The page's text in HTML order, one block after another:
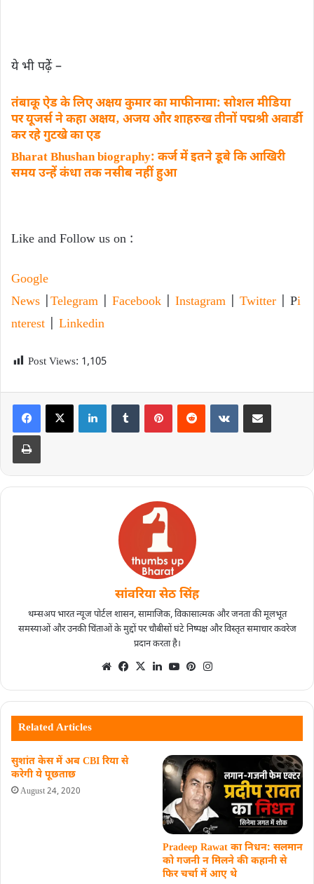
ये भी पढे़ें –
तंबाकू ऐड के लिए अक्षय कुमार का माफीनामा: सोशल मीडिया
पर यूजर्स ने कहा अक्षय‚ अजय और शाहरुख तीनों पद्मश्री अवार्डी
कर रहे गुटखे का एड
Bharat Bhushan biography: कर्ज में इतने डूबे कि आखिरी
समय उन्हें कंधा तक नसीब नहीं हुआ
Like and Follow us on :
Google
News
Telegram Facebook Instagram Twitter | Pi
nterest
Linkedin
Post Views: 1,105
सांवरिया सेठ सिंह
थम्सअप भारत न्यूज पोर्टल शासन, सामाजिक, विकासात्मक और जनता की मूलभूत
समस्याओं और उनकी चिंताओं के मुद्दों पर चौबीसों घंटे निष्पक्ष और विस्तृत समाचार कवरेज
प्रदान करता है।
Related Articles
सुशांत केस में अब CBI रिया से
करेगी ये पूछताछ
August 24, 2020
Pradeep Rawat का निधन: सलमान
को गजनी न मिलने की कहानी से
फिर चर्चा में आए थे